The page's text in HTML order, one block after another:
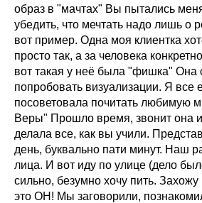
образ в "мачтах" Вы пытались
убедить, что мечтать надо лишь о
вот пример. Одна моя клиентка
просто так, а за человека
вот такая у неё была "фишка" Она
попробовать визуализации. Я все
посоветовала почитать любимую
Веры" Прошло время, звонит она и
делала все, как вы учили.
день, буквально пати минут. Наш
лица. И вот иду по улице (дело
сильно, безумно хочу пить.
это ОН! Мы заговорили,